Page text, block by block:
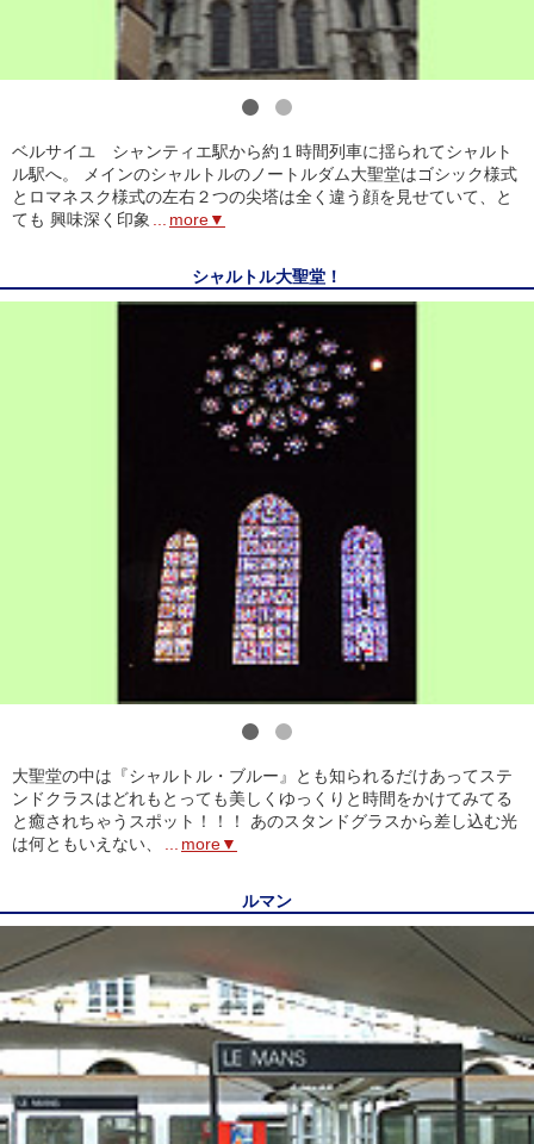
ベルサイユ シャンティエ駅から約１時間列車に揺られてシャルト
ル駅へ。 メインのシャルトルのノートルダム大聖堂はゴシック様式
とロマネスク様式の左右２つの尖塔は全く違う顔を見せていて、と
ても 興味深く印象 ... more▼
シャルトル大聖堂！
大聖堂の中は『シャルトル・ブルー』とも知られるだけあってステ
ンドクラスはどれもとっても美しくゆっくりと時間をかけてみてる
と癒されちゃうスポット！！！ あのスタンドグラスから差し込む光
は何ともいえない、
more▼
ルマン